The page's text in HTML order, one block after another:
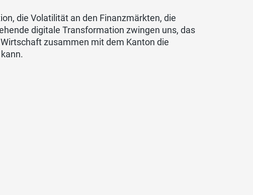
die Volatilität an den Finanzmärkten, die
digitale Transformation zwingen uns, das
zusammen mit dem Kanton die